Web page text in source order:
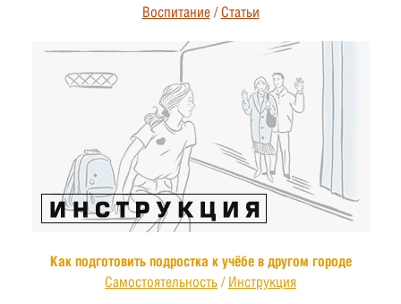
Воспитание/Статьи
Как подготовить подростка к учёбе в другом городе
Самостоятельность / Инструкция